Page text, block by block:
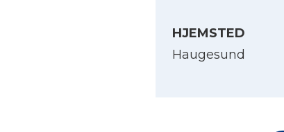
HJEMSTED
Haugesund